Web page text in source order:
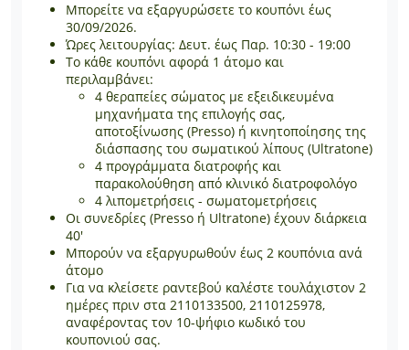
Μπορείτε να εξαργυρώσετε το κουπόνι έως
30/09/2026.
Ώρες λειτουργίας: Δευτ. έως Παρ. 10:30 - 19:00
Το κάθε κουπόνι αφορά 1 άτομο και
περιλαμβάνει:
4 θεραπείες σώματος με εξειδικευμένα
μηχανήματα της επιλογής σας,
αποτοξίνωσης (Presso) ή κινητοποίησης της
διάσπασης του σωματικού λίπους (Ultratone)
4 προγράμματα διατροφής και
παρακολούθηση από κλινικό διατροφολόγο
4 λιπομετρήσεις - σωματομετρήσεις
Οι συνεδρίες (Presso ή Ultratone) έχουν διάρκεια
40'
Μπορούν να εξαργυρωθούν έως 2 κουπόνια ανά
άτομο
Για να κλείσετε ραντεβού καλέστε τουλάχιστον 2
ημέρες πριν στα 2110133500, 2110125978,
αναφέροντας τον 10-ψήφιο κωδικό του
κουπονιού σας.